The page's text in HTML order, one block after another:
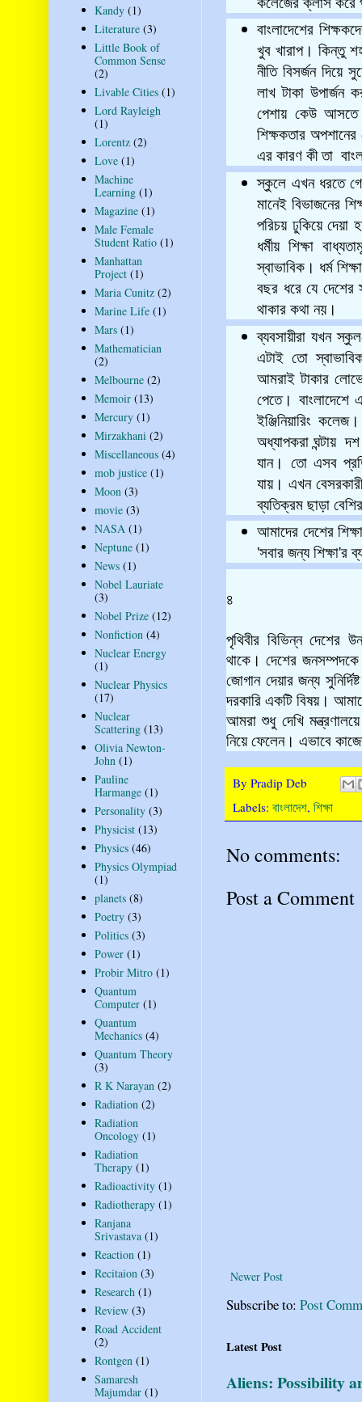
বাংলাদেশের
খুব খারাপ। কিন্তু
নীতি বিসর্জন দিয়ে
লাখ টাকা উপার্জন
পেশায় কেউ আসতে
শিক্ষকতার
এর কারণ কী তা
স্কুলে এখন ধরতে
মানেই বিভাজনের
পরিচয় ঢুকিয়ে দেয়া
ধর্মীয় শিক্ষা
স্বাভাবিক। ধর্ম
বছর ধরে যে দেশের
থাকার কথা নয়।
ব্যবসায়ীরা যখন
এটাই তো
আমরাই টাকার
পেতে। বাংলাদেশে
ইঞ্জিনিয়ারিং
অধ্যাপকরা ঘন্টায়
যান। তো এসব
যায়। এখন
ব্যতিক্রম ছাড়া
আমাদের দেশের
'সবার জন্য শিক্ষা'র
৪
পৃথিবীর বিভিন্ন দেশের
থাকে। দেশের জনসম্পদকে
জোগান দেয়ার জন্য সু
দরকারি একটি বিষয়।
আমরা শুধু দেখি
নিয়ে ফেলেন। এভাবে
By Pradip Deb
Labels: বাংলাদেশ, শিক্ষা
No comments:
Post a Comment
Newer Post
Subscribe to: Post
Latest Post
Aliens: Possibility
Kandy (1)
Literature (3)
Little Book of
Common Sense
(2)
Livable Cities (1)
Lord Rayleigh
(1)
Lorentz (2)
Love (1)
Machine
Learning (1)
Magazine (1)
Male Female
Student Ratio (1)
Manhattan
Project (1)
Maria Cunitz (2)
Marine Life (1)
Mars (1)
Mathematician
(2)
Melbourne (2)
Memoir (13)
Mercury (1)
Mirzakhani (2)
Miscellaneous (4)
mob justice (1)
Moon (3)
movie (3)
NASA (1)
Neptune (1)
News (1)
Nobel Lauriate
(3)
Nobel Prize (12)
Nonfiction (4)
Nuclear Energy
(1)
Nuclear Physics
(17)
Nuclear
Scattering (13)
Olivia Newton-
John (1)
Pauline
Harmange (1)
Personality (3)
Physicist (13)
Physics (46)
Physics Olympiad
(1)
planets (8)
Poetry (3)
Politics (3)
Power (1)
Probir Mitro (1)
Quantum
Computer (1)
Quantum
Mechanics (4)
Quantum Theory
(3)
R K Narayan (2)
Radiation (2)
Radiation
Oncology (1)
Radiation
Therapy (1)
Radioactivity (1)
Radiotherapy (1)
Ranjana
Srivastava (1)
Reaction (1)
Recitaion (3)
Research (1)
Review (3)
Road Accident
(2)
Rontgen (1)
Samaresh
Majumdar (1)